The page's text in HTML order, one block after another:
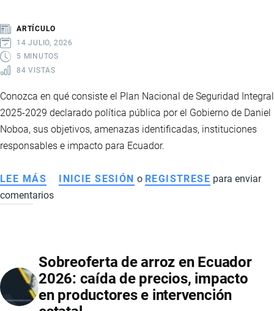
ARTÍCULO
14 JULIO, 2026
5 MINUTOS
84 VISTAS
Conozca en qué consiste el Plan Nacional de Seguridad Integral
2025-2029 declarado política pública por el Gobierno de Daniel
Noboa, sus objetivos, amenazas identificadas, instituciones
responsables e impacto para Ecuador.
LEE MÁS SOBRE
PLAN
INTEGRAL
2025-
2029:
INICIE SESIÓN o REGISTRESE para enviar
comentarios
Sobreoferta de arroz en Ecuador
2026: caída de precios, impacto
en productores e intervención